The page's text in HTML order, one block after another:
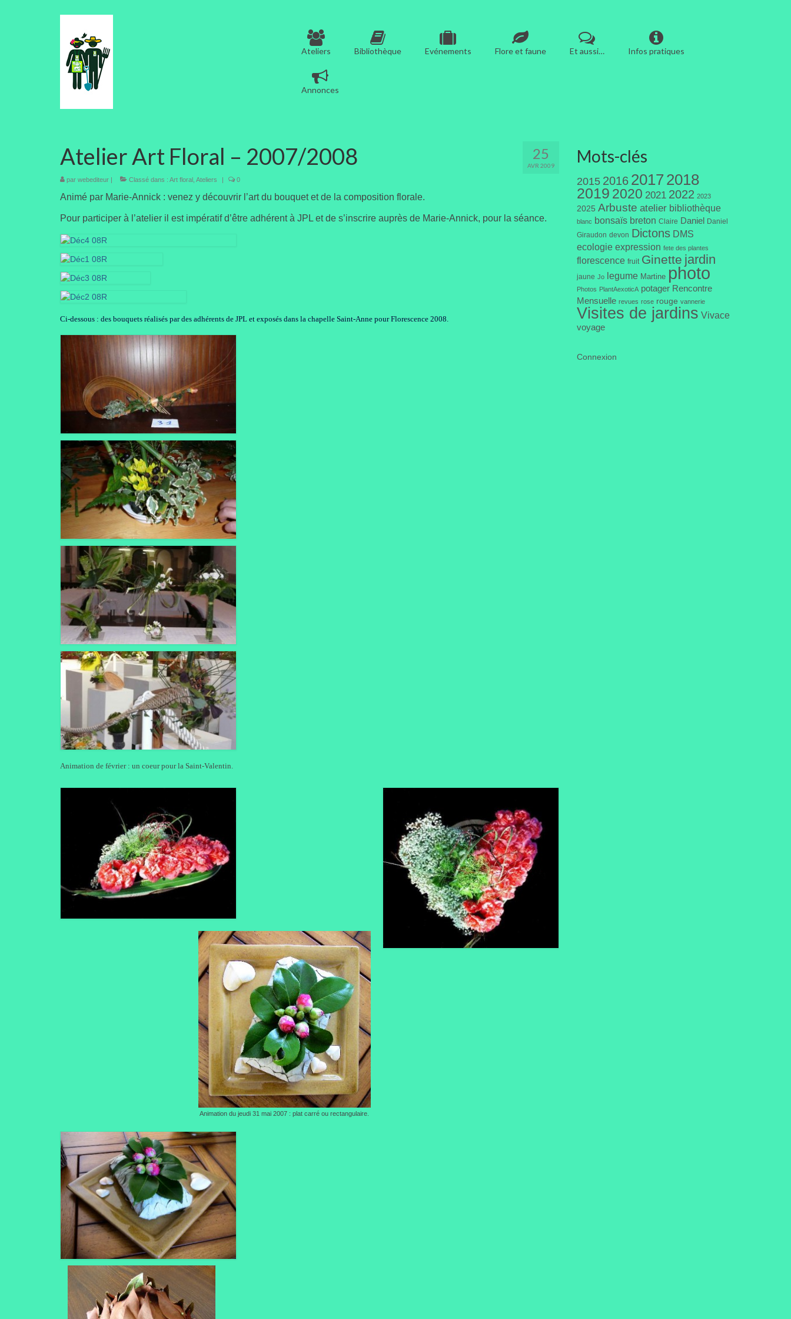
Ateliers Bibliothèque Evénements Flore et faune Et aussi… Infos pratiques
Annonces
25
AVR 2009
Atelier Art Floral – 2007/2008
par webediteur | Classé dans : Art floral Ateliers | 0
Animé par Marie-Annick : venez y découvrir l’art du bouquet et de la composition florale.
Pour participer à l’atelier il est impératif d’être adhérent à JPL et de s’inscrire auprès de Marie-Annick, pour la séance.
Ci-dessous : des bouquets réalisés par des adhérents de JPL et exposés dans la chapelle Saint-Anne pour Florescence 2008.
Animation de février : un coeur pour la Saint-Valentin.
Animation du jeudi 31 mai 2007 : plat carré ou rectangulaire.
Mots-clés
2015 2016 20172018
2019 2020 2021 2022 2023
2025 Arbuste atelier bibliothèque
blanc bonsaïs breton Claire Daniel
Daniel
Giraudon devon Dictons DMS
ecologie expression fete des plantes
florescence fruit Ginette jardin
jaune Jo legume Martine photo
Photos PlantAexoticA potager Rencontre
Mensuelle revues rose rouge vannerie
Visites de jardins Vivace
voyage
Connexion